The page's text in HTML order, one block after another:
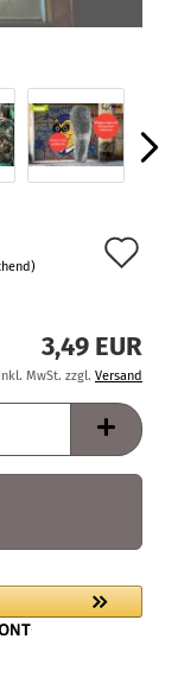
3,49 EUR
inkl. MwSt. zzgl. Versand